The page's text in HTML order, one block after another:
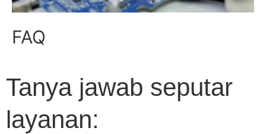
FAQ
Tanya jawab seputar
layanan: